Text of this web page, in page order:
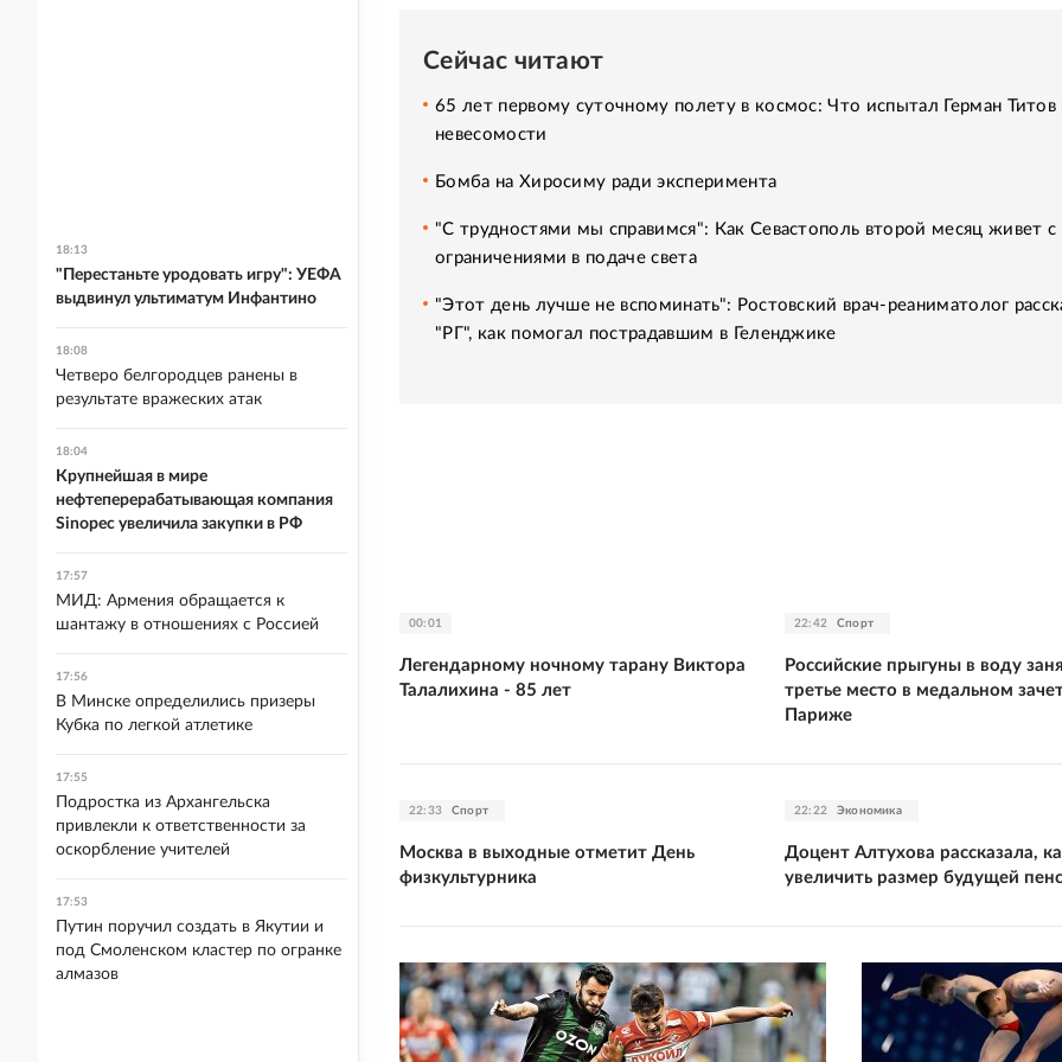
Сейчас читают
65 лет первому суточному полету в космос: Что испытал Герман Титов
невесомости
Бомба на Хиросиму ради эксперимента
"С трудностями мы справимся": Как Севастополь второй месяц живет с
ограничениями в подаче света
"Этот день лучше не вспоминать": Ростовский врач-реаниматолог
"РГ", как помогал пострадавшим в Геленджике
00:01
Легендарному ночному тарану Виктора
Талалихина - 85 лет
22:42 Спорт
Российские прыгуны в воду
третье место в медальном
Париже
22:33 Спорт
Москва в выходные отметит День
физкультурника
22:22 Экономика
Доцент Алтухова рассказала,
увеличить размер будущей
18:13
"Перестаньте уродовать игру": УЕФА
выдвинул ультиматум Инфантино
18:08
Четверо белгородцев ранены в
результате вражеских атак
18:04
Крупнейшая в мире
нефтеперерабатывающая компания
Sinopec увеличила закупки в РФ
17:57
МИД: Армения обращается к
шантажу в отношениях с Россией
17:56
В Минске определились призеры
Кубка по легкой атлетике
17:55
Подростка из Архангельска
привлекли к ответственности за
оскорбление учителей
17:53
Путин поручил создать в Якутии и
под Смоленском кластер по огранке
алмазов